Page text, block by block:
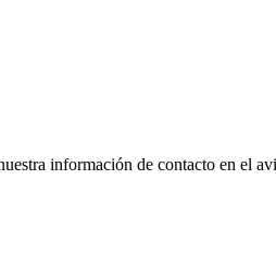
información de contacto en el